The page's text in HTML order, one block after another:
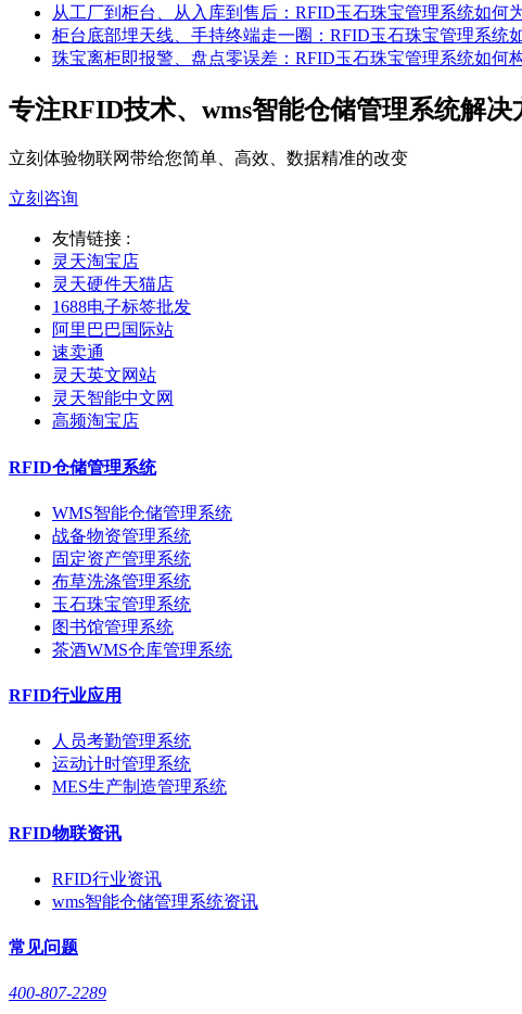
从工厂到柜台、从入库到售后：RFID玉石珠宝管理系统如何
柜台底部埋天线、手持终端走一圈：RFID玉石珠宝管理系统
珠宝离柜即报警、盘点零误差：RFID玉石珠宝管理系统如何
专注RFID技术、wms智能仓储管理系统解
立刻体验物联网带给您简单、高效、数据精准的改变
立刻咨询
友情链接 :
灵天淘宝店
灵天硬件天猫店
1688电子标签批发
阿里巴巴国际站
速卖通
灵天英文网站
灵天智能中文网
高频淘宝店
RFID仓储管理系统
WMS智能仓储管理系统
战备物资管理系统
固定资产管理系统
布草洗涤管理系统
玉石珠宝管理系统
图书馆管理系统
茶酒WMS仓库管理系统
RFID行业应用
人员考勤管理系统
运动计时管理系统
MES生产制造管理系统
RFID物联资讯
RFID行业资讯
wms智能仓储管理系统资讯
常见问题
400-807-2289